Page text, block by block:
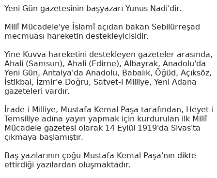
Yeni Gün gazetesinin başyazarı Yunus Nadi'dir.
Millî Mücadele'ye İslamî açıdan bakan Sebilürreşad
mecmuası hareketin destekleyicisidir.
Yine Kuvva hareketini destekleyen gazeteler arasında,
Ahali (Samsun), Ahali (Edirne), Albayrak, Anadolu'da
Yeni Gün, Antalya'da Anadolu, Babalık, Öğüd, Açıksöz,
İstikbal, İzmir'e Doğru, Satvet-i Milliye, Yeni Adana
gazeteleri vardır.
İrade-i Milliye, Mustafa Kemal Paşa tarafından, Heyet-i
Temsiliye adına yayın yapmak için kurdurulan ilk Millî
Mücadele gazetesi olarak 14 Eylül 1919'da Sivas'ta
çıkmaya başlamıştır.
Baş yazılarının çoğu Mustafa Kemal Paşa'nın dikte
ettirdiği yazılardan oluşmaktadır.